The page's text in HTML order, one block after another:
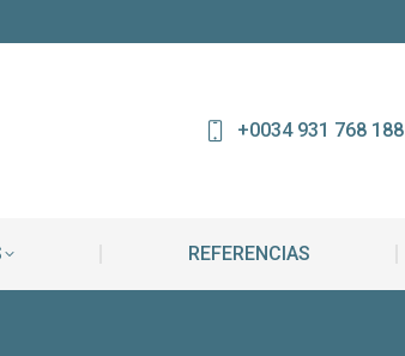
+0034 931 768 188
REFERENCIAS